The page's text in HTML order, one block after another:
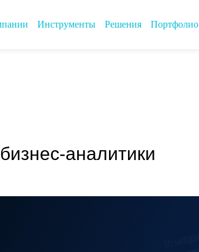
Инструменты Решения Портфолио
аналитики